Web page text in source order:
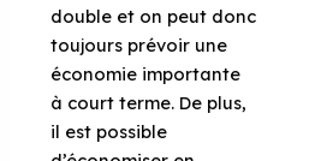
double et on peut donc
toujours prévoir une
économie importante
à court terme. De plus,
il est possible